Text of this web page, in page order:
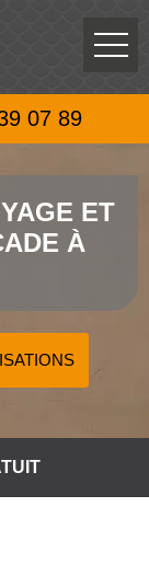
07 89
ET
À